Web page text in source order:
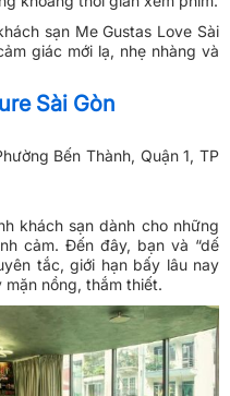
sạn Me Gustas Love Sài
giác mới lạ, nhẹ nhàng và
Sài Gòn
Bến Thành, Quận 1, TP
khách sạn dành cho những
cảm. Đến đây, bạn và “dế
tắc, giới hạn bấy lâu nay
nồng, thắm thiết.